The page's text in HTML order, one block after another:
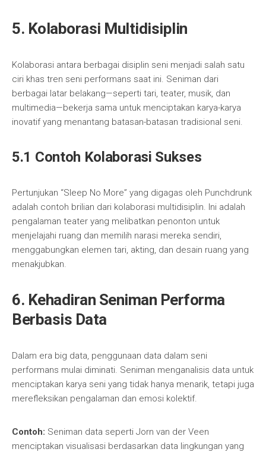
5. Kolaborasi Multidisiplin
Kolaborasi antara berbagai disiplin seni menjadi salah satu
ciri khas tren seni performans saat ini. Seniman dari
berbagai latar belakang—seperti tari, teater, musik, dan
multimedia—bekerja sama untuk menciptakan karya-karya
inovatif yang menantang batasan-batasan tradisional seni.
5.1 Contoh Kolaborasi Sukses
Pertunjukan “Sleep No More” yang digagas oleh Punchdrunk
adalah contoh brilian dari kolaborasi multidisiplin. Ini adalah
pengalaman teater yang melibatkan penonton untuk
menjelajahi ruang dan memilih narasi mereka sendiri,
menggabungkan elemen tari, akting, dan desain ruang yang
menakjubkan.
6. Kehadiran Seniman Performa
Berbasis Data
Dalam era big data, penggunaan data dalam seni
performans mulai diminati. Seniman menganalisis data untuk
menciptakan karya seni yang tidak hanya menarik, tetapi juga
merefleksikan pengalaman dan emosi kolektif.
Contoh: Seniman data seperti Jorn van der Veen
menciptakan visualisasi berdasarkan data lingkungan yang